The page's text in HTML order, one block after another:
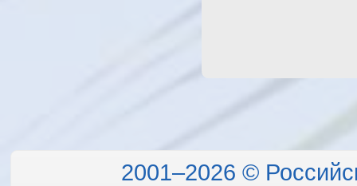
2001–2026 ©